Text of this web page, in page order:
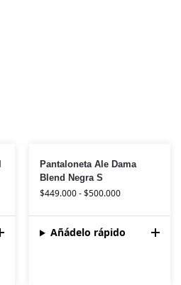
Pantaloneta Ale Dama
Blend Negra S
$449.000-$500.000
Añádelo rápido